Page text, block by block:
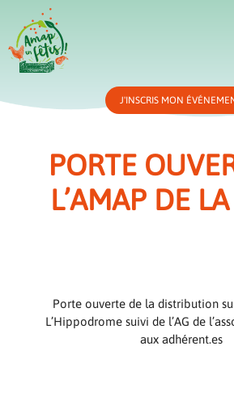
contenu
J'INSCRIS MON
PORTE
L’AMAP DE
Porte ouverte de la distribution
L’Hippodrome suivi de l’AG de
aux adhérent.es